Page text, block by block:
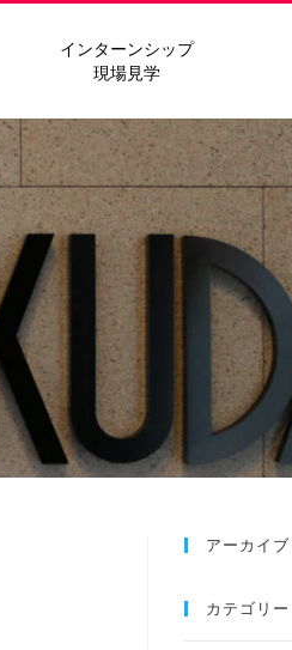
インターンシップ
現場見学
アーカイブ
カテゴリー